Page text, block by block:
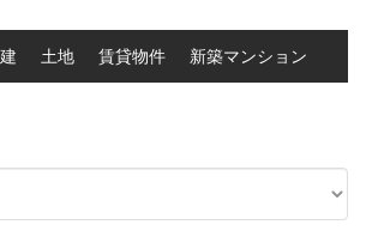
土地 賃貸物件 新築マンション